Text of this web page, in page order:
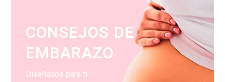
CONSEJOS DE
EMBARAZO
Diseñados para ti